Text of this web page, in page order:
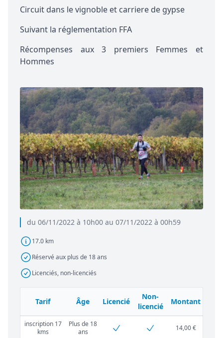
du 06/11/2022 à 10h00 au 07/11/2022 à 00h59
17.0 km
Réservé aux plus de 18 ans
Licenciés, non-licenciés
Circuit dans le vignoble et carriere de gypse
Suivant la réglementation FFA
Récompenses aux 3 premiers Femmes et
Hommes
Tarif Âge Licencié
Non-
licencié
Montant
inscription 17
kms
Plus de 18
ans
14,00 €